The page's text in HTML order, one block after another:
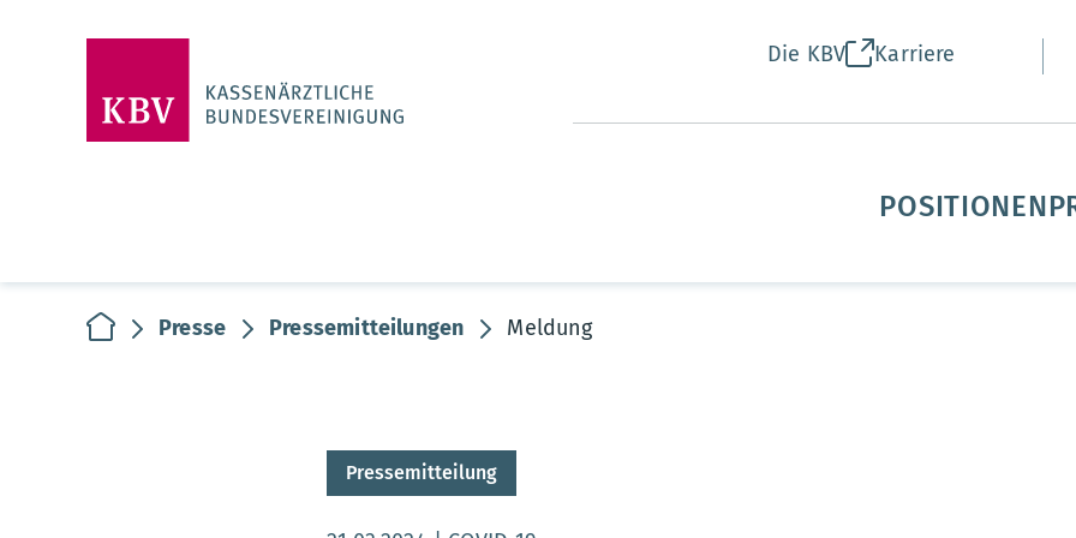
Die KBV Karriere
POSITIONEN
zur Startseite
Presse Pressemitteilungen Meldung
Pressemitteilung